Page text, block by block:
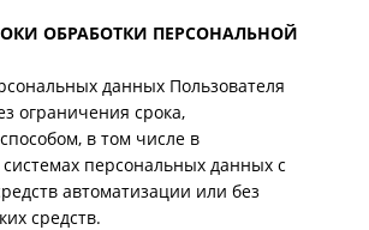
ОБРАБОТКИ ПЕРСОНАЛЬНОЙ
данных Пользователя
ограничения срока,
в том числе в
персональных данных с
автоматизации или без
средств.